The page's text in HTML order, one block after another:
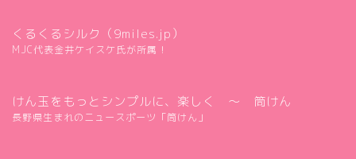
くるくるシルク（9miles.jp）
MJC代表金井ケイスケ氏が所属！
けん玉をもっとシンプルに、楽しく ～ 筒けん
長野県生まれのニュースポーツ「筒けん」